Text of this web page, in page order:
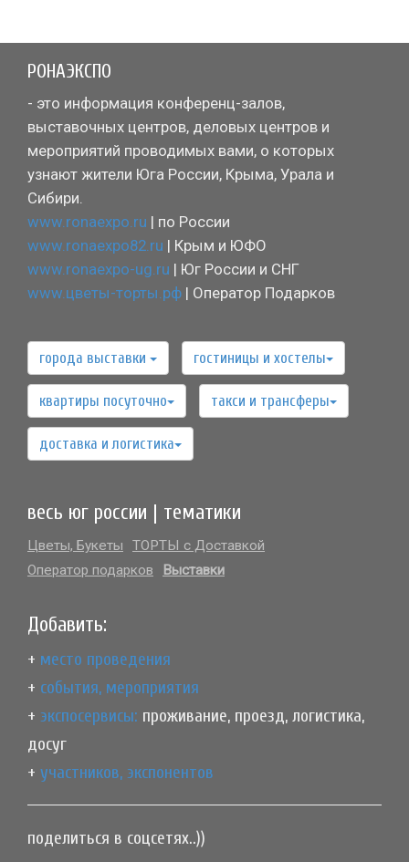
РОНАЭКСПО
- это информация конференц-залов,
выставочных центров, деловых центров и
мероприятий проводимых вами, о которых
узнают жители Юга России, Крыма, Урала и
Сибири.
www.ronaexpo.ru | по России
www.ronaexpo82.ru | Крым и ЮФО
www.ronaexpo-ug.ru | Юг России и СНГ
www.цветы-торты.рф | Оператор Подарков
города выставки гостиницы и хостелы
квартиры посуточно такси и трансферы
доставка и логистика
весь юг россии | тематики
Цветы, Букеты
ТОРТЫ с Доставкой
Оператор подарков
Выставки
Добавить:
+ место проведения
+ события, мероприятия
+ экспосервисы: проживание, проезд, логистика,
досуг
+ участников, экспонентов
поделиться в соцсетях..))